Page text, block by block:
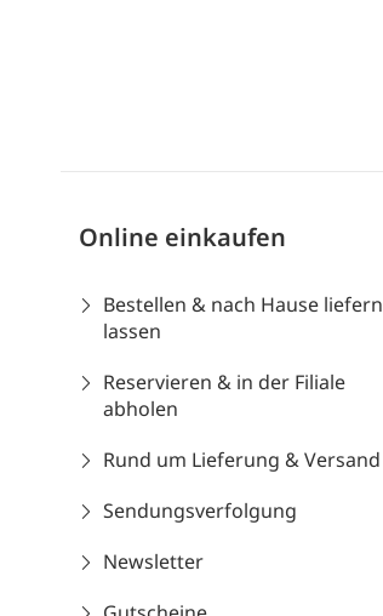
Online einkaufen
Bestellen & nach Hause liefern
lassen
Reservieren & in der Filiale
abholen
Rund um Lieferung & Versand
Sendungsverfolgung
Newsletter